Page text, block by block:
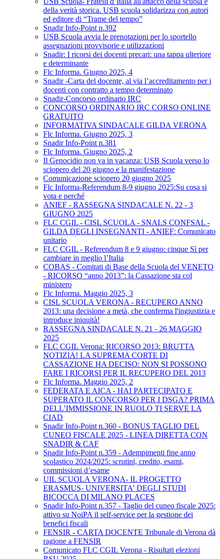
della verità storica. USB scuola solidarizza con autori
ed editore di “Trame del tempo”
Snadir Info-Point n.392
USB Scuola avvia le prenotazioni per lo sportello
assegnazioni provvisorie e utilizzazioni
Snadir: I ricorsi dei docenti precari: una tappa ulteriore
e determinante
Flc Informa. Giugno 2025, 4
Snadir -Carta del docente, al via l’accreditamento per i
docenti con contratto a tempo determinato
Snadir-Concorso ordinario IRC
CONCORSO ORDINARIO IRC CORSO ONLINE
GRATUITO
INFORMATIVA SINDACALE GILDA VERONA
Flc Informa. Giugno 2025, 3
Snadir Info-Point n.381
Flc Informa. Giugno 2025, 2
Il Genocidio non va in vacanza: USB Scuola verso lo
sciopero del 20 giugno e la manifestazione
Comunicazione sciopero 20 giugno 2025
Flc Informa-Referendum 8-9 giugno 2025:Su cosa si
vota e perché
ANIEF - RASSEGNA SINDACALE N. 22 - 3
GIUGNO 2025
FLC CGIL - CISL SCUOLA - SNALS CONFSAL -
GILDA DEGLI INSEGNANTI - ANIEF: Comunicato
unitario
FLC CGIL - Referendum 8 e 9 giugno: cinque Sì per
cambiare in meglio l’Italia
COBAS - Comitati di Base della Scuola del VENETO
- RICORSO “anno 2013”: la Cassazione sta col
ministero
Flc Informa. Maggio 2025, 3
CISL SCUOLA VERONA - RECUPERO ANNO
2013: una decisione a metà, che conferma l'ingiustizia e
introduce iniquità!
RASSEGNA SINDACALE N. 21 - 26 MAGGIO
2025
FLC CGIL Verona: RICORSO 2013: BRUTTA
NOTIZIA! LA SUPREMA CORTE DI
CASSAZIONE HA DECISO: NON SI POSSONO
FARE I RICORSI PER IL RECUPERO DEL 2013
Flc Informa. Maggio 2025, 2
FEDERATA E AICA - HAI PARTECIPATO E
SUPERATO IL CONCORSO PER I DSGA? PRIMA
DELL’IMMISSIONE IN RUOLO TI SERVE LA
CIAD
Snadir Info-Point n.360 - BONUS TAGLIO DEL
CUNEO FISCALE 2025 - LINEA DIRETTA CON
SNADIR & CAF
Snadir Info-Point n.359 - Adempimenti fine anno
scolastico 2024/2025: scrutini, credito, esami,
commissioni d’esame
UIL SCUOLA VERONA- IL PROGETTO
ERASMUS- UNIVERSITA' DEGLI STUDI
BICOCCA DI MILANO PLACES
Snadir Info-Point n.357 - Taglio del cuneo fiscale 2025:
attivo su NoiPA il self-service per la gestione dei
benefici fiscali
FENSIR - CARTA DOCENTE Tribunale di Verona dà
ragione a FENSIR
Comunicato FLC CGIL Verona - Risultati elezioni